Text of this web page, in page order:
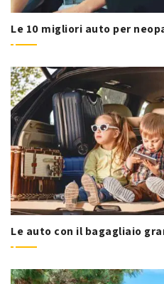
Le 10 migliori auto per
Le auto con il bagagliaio